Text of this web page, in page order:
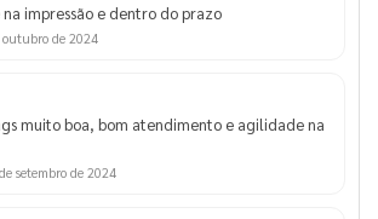
impressão e dentro do prazo
outubro de 2024
muito boa, bom atendimento e agilidade na
setembro de 2024